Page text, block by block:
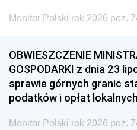
Monitor Polski rok 2026 poz.
OBWIESZCZENIE
GOSPODARKI z dnia 23
sprawie górnych granic
podatków i opłat
Monitor Polski rok 2026 poz.